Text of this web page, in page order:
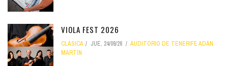
VIOLA FEST 2026
CLÁSICA JUE, 24/09/26
AUDITORIO DE TENERIFE ADÁN
MARTÍN